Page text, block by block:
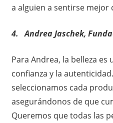
a alguien a sentirse mejor
4. ​ ​ Andrea Jaschek,
Para Andrea, la belleza
confianza y la
seleccionamos cada
asegurándonos de que
Queremos que todas las